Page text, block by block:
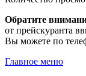
Обратите
от прейскуранта
Вы можете по
Главное меню